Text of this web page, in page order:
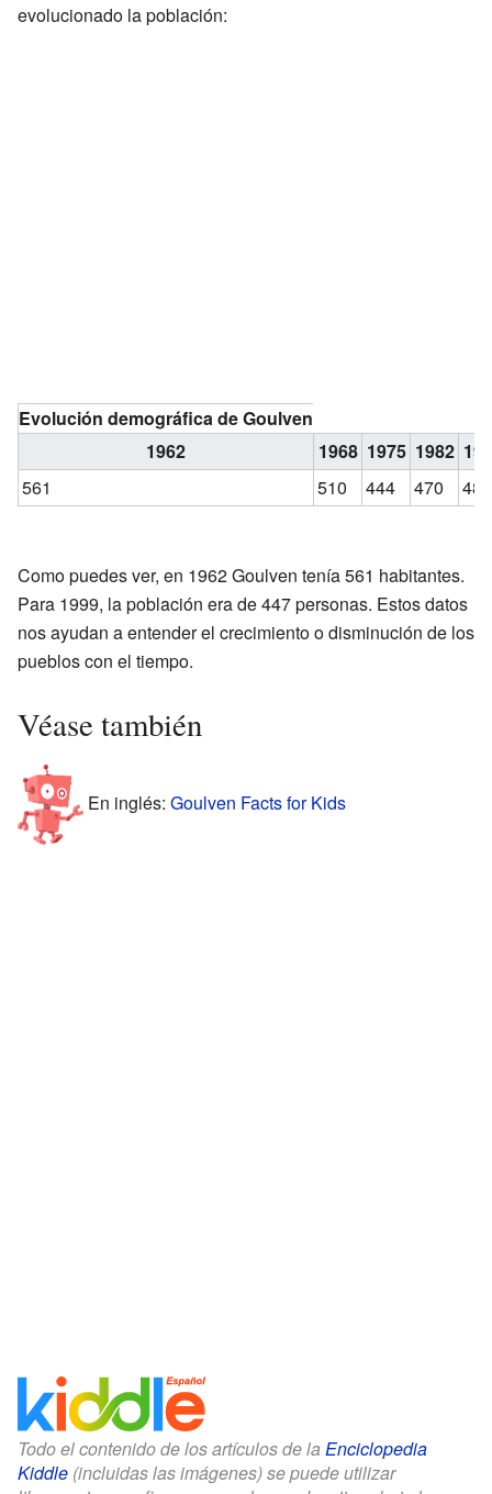
evolucionado la población:
Evolución demográfica de Goulven
1962
1968 1975 1982
561
510 444 470 482
Como puedes ver, en 1962 Goulven tenía 561 habitantes.
Para 1999, la población era de 447 personas. Estos datos
nos ayudan a entender el crecimiento o disminución de los
pueblos con el tiempo.
Véase también
En inglés: Goulven Facts for Kids
Todo el contenido de los artículos de la Enciclopedia
Kiddle (incluidas las imágenes) se puede utilizar